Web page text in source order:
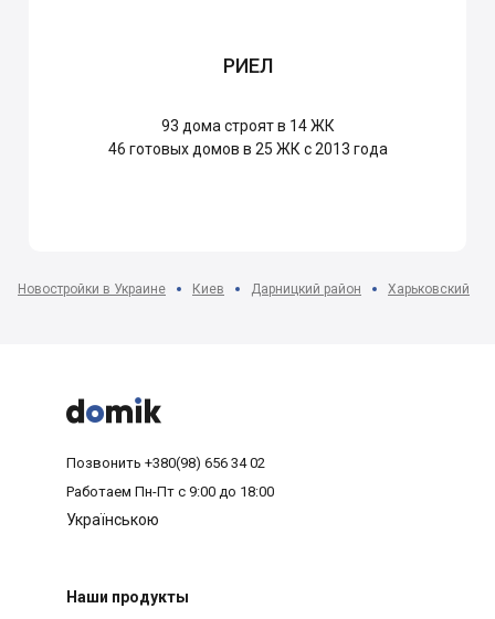
РИЕЛ
93 дома строят в 14 ЖК
46 готовых домов в 25 ЖК с 2013 года
Новостройки в Украине Киев Дарницкий район Харьковский



Позвонить +380(98) 656 34 02
Работаем Пн-Пт с 9:00 до 18:00
Українською
Наши продукты